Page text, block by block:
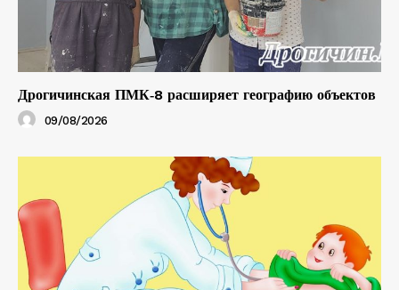
Дрогичинская ПМК‑8 расширяет географию объектов
09/08/2026